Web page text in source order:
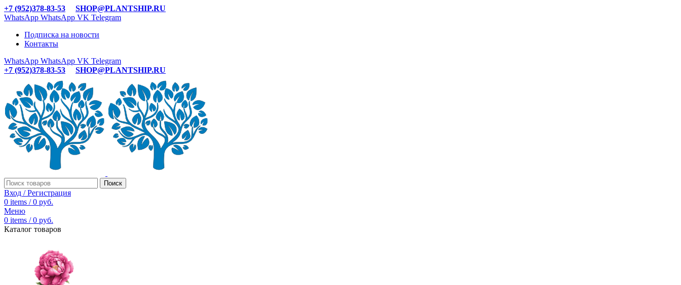
+7 (952)378-83-53
SHOP@PLANTSHIP.RU
WhatsApp WhatsApp VK Telegram
Подписка на новости
Контакты
WhatsApp WhatsApp VK Telegram
+7 (952)378-83-53
SHOP@PLANTSHIP.RU
Поиск
Вход / Регистрация
0 items / 0 руб.
Меню
0 items / 0 руб.
Каталог товаров